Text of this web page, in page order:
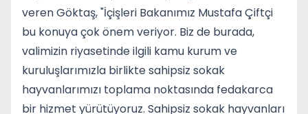
veren Göktaş, "İçişleri Bakanımız Mustafa Çiftçi
bu konuya çok önem veriyor. Biz de burada,
valimizin riyasetinde ilgili kamu kurum ve
kuruluşlarımızla birlikte sahipsiz sokak
hayvanlarımızı toplama noktasında fedakarca
bir hizmet yürütüyoruz. Sahipsiz sokak hayvanları